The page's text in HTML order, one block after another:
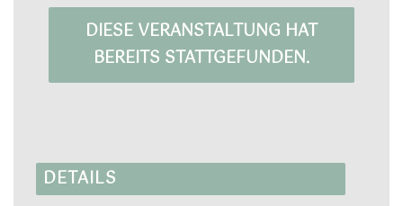
DIESE VERANSTALTUNG HAT
BEREITS STATTGEFUNDEN.
DETAILS